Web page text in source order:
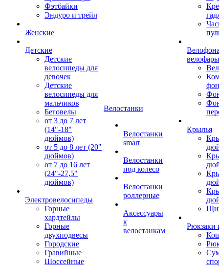
Фэтбайки
Эндуро и трейл
Женские
Детские
Детские
велосипеды для
девочек
Детские
велосипеды для
мальчиков
Беговелы
от 3 до 7 лет
(14"-18"
дюймов)
от 5 до 8 лет (20"
дюймов)
от 7 до 16 лет
(24"-27,5"
дюймов)
Электровелосипеды
Горные
хардтейлы
Горные
двухподвесы
Городские
Гравийные
Шоссейные
Велостанки
Велостанки
smart
Велостанки
под колесо
Велостанки
роллерные
Аксессуары
к
велостанкам
велофары
Крылья
Рюкзаки